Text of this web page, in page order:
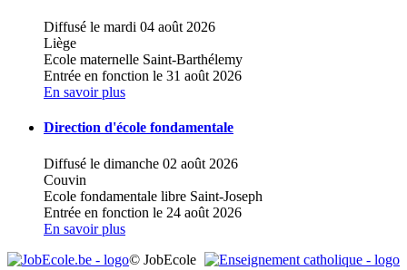
Diffusé le mardi 04 août 2026
Liège
Ecole maternelle Saint-Barthélemy
Entrée en fonction le 31 août 2026
En savoir plus
Direction d'école fondamentale
Diffusé le dimanche 02 août 2026
Couvin
Ecole fondamentale libre Saint-Joseph
Entrée en fonction le 24 août 2026
En savoir plus
© JobEcole